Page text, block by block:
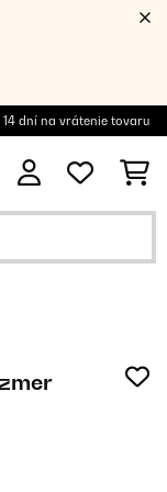
14 dní na vrátenie tovaru